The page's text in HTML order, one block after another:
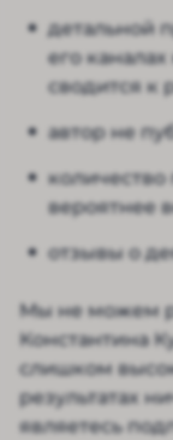
детальной
его каналах
сводится к
автор не
вероятнее
отзывы о
Мы не можем
Константина
слишком
результатах
являетесь